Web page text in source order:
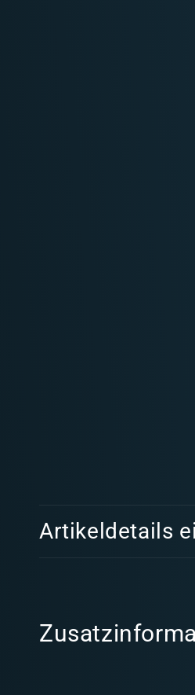
i
a
Artikeldetails
Nicht-EU:
Lieferungen in